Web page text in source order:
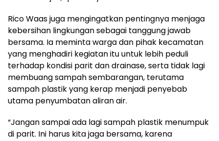
Rico Waas juga mengingatkan pentingnya menjaga
kebersihan lingkungan sebagai tanggung jawab
bersama. Ia meminta warga dan pihak kecamatan
yang menghadiri kegiatan itu untuk lebih peduli
terhadap kondisi parit dan drainase, serta tidak lagi
membuang sampah sembarangan, terutama
sampah plastik yang kerap menjadi penyebab
utama penyumbatan aliran air.
“Jangan sampai ada lagi sampah plastik menumpuk
di parit. Ini harus kita jaga bersama, karena